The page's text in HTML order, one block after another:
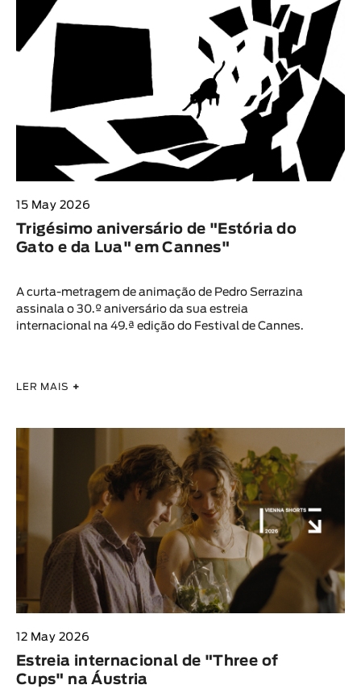
15 May 2026
Trigésimo aniversário de "Estória do
Gato e da Lua" em Cannes"
A curta-metragem de animação de Pedro Serrazina
assinala o 30.º aniversário da sua estreia
internacional na 49.ª edição do Festival de Cannes.
LER MAIS +
12 May 2026
Estreia internacional de "Three of
Cups" na Áustria